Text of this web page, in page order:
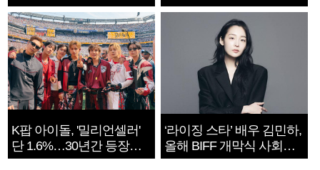
지는 ‘전쟁 속죄’
K팝 아이돌, '밀리언셀러'
단 1.6%…30년간 등장
1182개팀 전수조사
‘라이징 스타’ 배우 김민하,
올해 BIFF 개막식 사회자
확정